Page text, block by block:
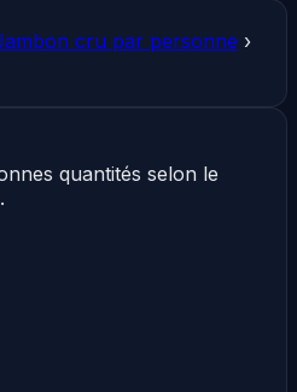
cru par personne ›
quantités selon le